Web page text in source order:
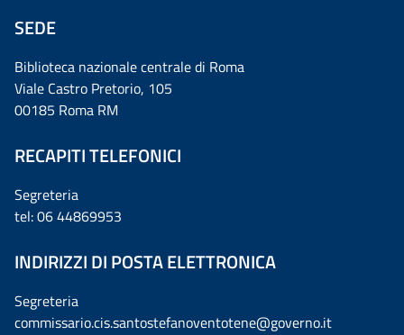
SEDE
Biblioteca nazionale centrale di Roma
Viale Castro Pretorio, 105
00185 Roma RM
RECAPITI TELEFONICI
Segreteria
tel: 06 44869953
INDIRIZZI DI POSTA ELETTRONICA
Segreteria
commissario.cis.santostefanoventotene@governo.it